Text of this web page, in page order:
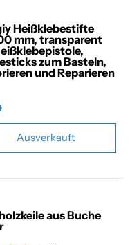
Heißklebestifte
mm, transparent
zum Basteln,
und Reparieren
Ausverkauft
aus Buche